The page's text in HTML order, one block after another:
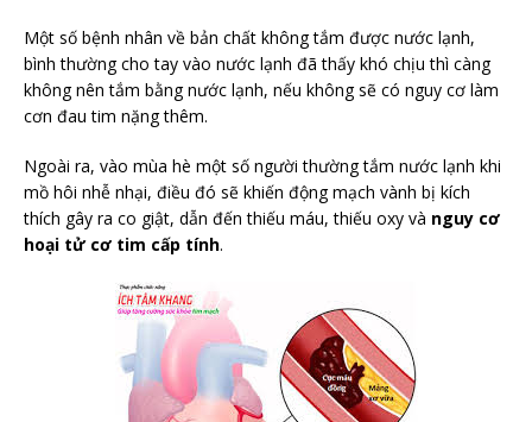
Một số bệnh nhân về bản chất không tắm được nước lạnh,
bình thường cho tay vào nước lạnh đã thấy khó chịu thì càng
không nên tắm bằng nước lạnh, nếu không sẽ có nguy cơ làm
cơn đau tim nặng thêm.
Ngoài ra, vào mùa hè một số người thường tắm nước lạnh khi
mồ hôi nhễ nhại, điều đó sẽ khiến động mạch vành bị kích
thích gây ra co giật, dẫn đến thiếu máu, thiếu oxy và nguy cơ
hoại tử cơ tim cấp tính.